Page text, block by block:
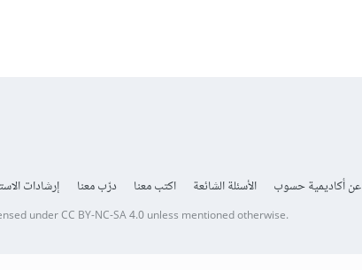
عن أكاديمية حسوب الأسئلة الشائعة اكتب معنا درّب معنا إرشادات
underCC BY-NC-SA 4.0unless mentioned otherwise.